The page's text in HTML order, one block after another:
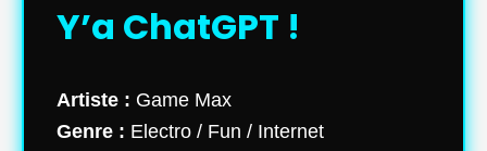
Y’a ChatGPT !
Artiste : Game Max
Genre : Electro / Fun / Internet